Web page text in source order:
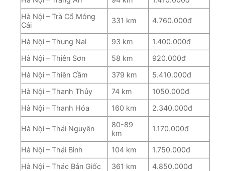
Hà Nội – Trà Cổ Móng
Cái
331 km 4.760.000đ
Hà Nội – Thung Nai 93 km
1.400.000đ
Hà Nội – Thiên Sơn
58 km
920.000đ
Hà Nội – Thiên Cầm
379 km
5.410.000đ
Hà Nội – Thanh Thủy
74 km
1050.000đ
Hà Nội – Thanh Hóa
160 km 2.340.000đ
Hà Nội – Thái Nguyên
80-89
km
1.170.000đ
Hà Nội – Thái Bình 104 km
1.750.000đ
Hà Nội – Thác Bản Giốc
361 km
4.850.000đ